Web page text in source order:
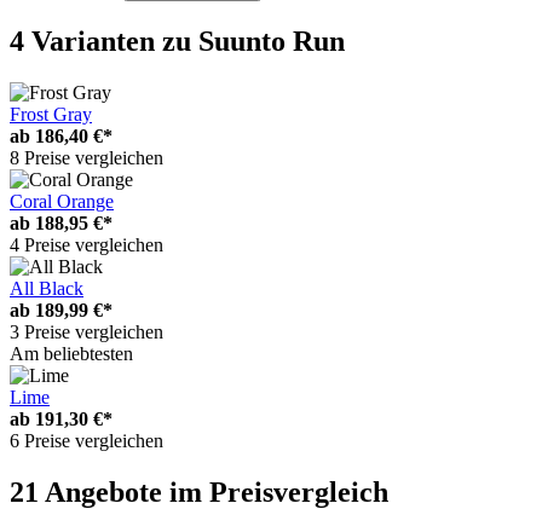
4 Varianten zu Suunto Run
Frost Gray
ab 186,40 €*
8 Preise vergleichen
Coral Orange
ab 188,95 €*
4 Preise vergleichen
All Black
ab 189,99 €*
3 Preise vergleichen
Am beliebtesten
Lime
ab 191,30 €*
6 Preise vergleichen
21 Angebote im Preisvergleich